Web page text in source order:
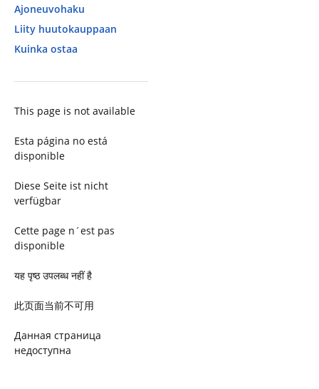
Ajoneuvohaku
Liity huutokauppaan
Kuinka ostaa
This page is not available
Esta página no está
disponible
Diese Seite ist nicht
verfügbar
Cette page n´est pas
disponible
यह पृष्ठ उपलब्ध नहीं है
此页面当前不可用
Данная страница
недоступна